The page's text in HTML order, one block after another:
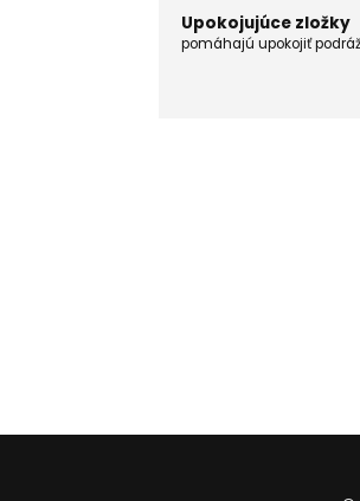
Upokojujúce zložky
pomáhajú upokojiť